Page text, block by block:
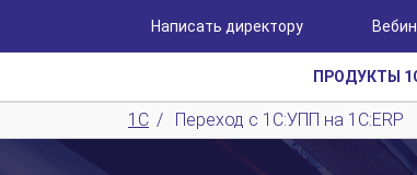
Написать директору
ПРОДУКТЫ
1С / Переход с 1С:УПП на 1С:ERP